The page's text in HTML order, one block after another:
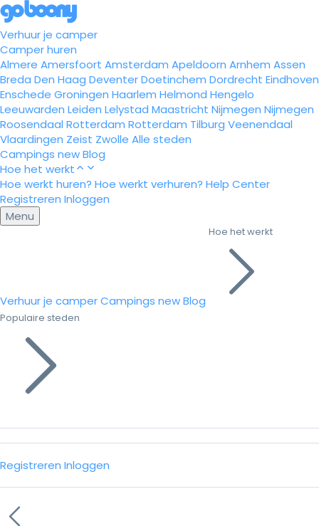
Verhuur je camper
Camper huren
Almere Amersfoort Amsterdam Apeldoorn Arnhem Assen
Breda Den Haag DeventerDoetinchem Dordrecht Eindhoven
Enschede Groningen Haarlem Helmond Hengelo
Leeuwarden Leiden Lelystad Maastricht Nijmegen Nijmegen
Roosendaal Rotterdam Rotterdam Tilburg Veenendaal
Vlaardingen Zeist Zwolle Alle steden
Campings newBlog
Hoe het werkt
Hoe werkt huren? Hoe werkt verhuren? Help Center
Registreren Inloggen
Menu
Verhuur je camperCampings newBlog
Hoe het werkt
Populaire steden
Registreren Inloggen